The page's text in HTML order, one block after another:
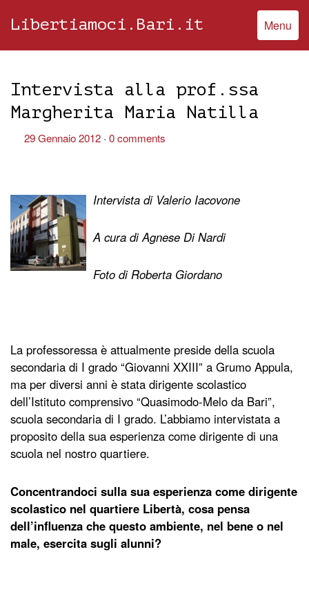
Libertiamoci.Bari.it Menu
Intervista alla prof.ssa
Margherita Maria Natilla
29 Gennaio 2012 0 comments
Intervista di Valerio Iacovone
A cura di Agnese Di Nardi
Foto di Roberta Giordano
La professoressa è attualmente preside della scuola
secondaria di I grado “Giovanni XXIII” a Grumo Appula,
ma per diversi anni è stata dirigente scolastico
dell’Istituto comprensivo “Quasimodo-Melo da Bari”,
scuola secondaria di I grado. L’abbiamo intervistata a
proposito della sua esperienza come dirigente di una
scuola nel nostro quartiere.
Concentrandoci sulla sua esperienza come dirigente
scolastico nel quartiere Libertà, cosa pensa
dell’influenza che questo ambiente, nel bene o nel
male, esercita sugli alunni?